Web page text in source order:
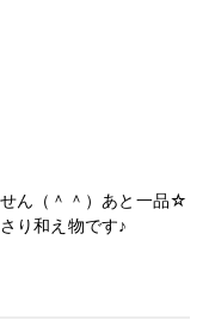
ん（＾＾）あと一品☆
り和え物です♪